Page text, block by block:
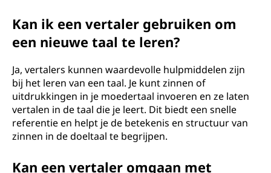
Kan ik een vertaler gebruiken om
een nieuwe taal te leren?
Ja, vertalers kunnen waardevolle hulpmiddelen zijn
bij het leren van een taal. Je kunt zinnen of
uitdrukkingen in je moedertaal invoeren en ze laten
vertalen in de taal die je leert. Dit biedt een snelle
referentie en helpt je de betekenis en structuur van
zinnen in de doeltaal te begrijpen.
Kan een vertaler omgaan met